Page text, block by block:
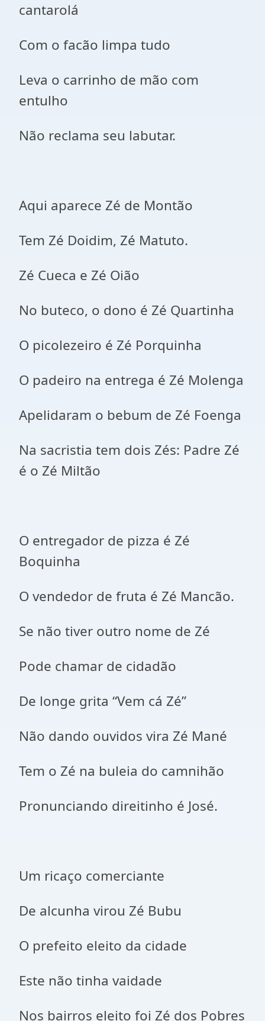
cantarolá
Com o facão limpa tudo
Leva o carrinho de mão com
entulho
Não reclama seu labutar.
Aqui aparece Zé de Montão
Tem Zé Doidim, Zé Matuto.
Zé Cueca e Zé Oião
No buteco, o dono é Zé Quartinha
O picolezeiro é Zé Porquinha
O padeiro na entrega é Zé Molenga
Apelidaram o bebum de Zé Foenga
Na sacristia tem dois Zés: Padre Zé
é o Zé Miltão
O entregador de pizza é Zé
Boquinha
O vendedor de fruta é Zé Mancão.
Se não tiver outro nome de Zé
Pode chamar de cidadão
De longe grita “Vem cá Zé”
Não dando ouvidos vira Zé Mané
Tem o Zé na buleia do camnihão
Pronunciando direitinho é José.
Um ricaço comerciante
De alcunha virou Zé Bubu
O prefeito eleito da cidade
Este não tinha vaidade
Nos bairros eleito foi Zé dos Pobres